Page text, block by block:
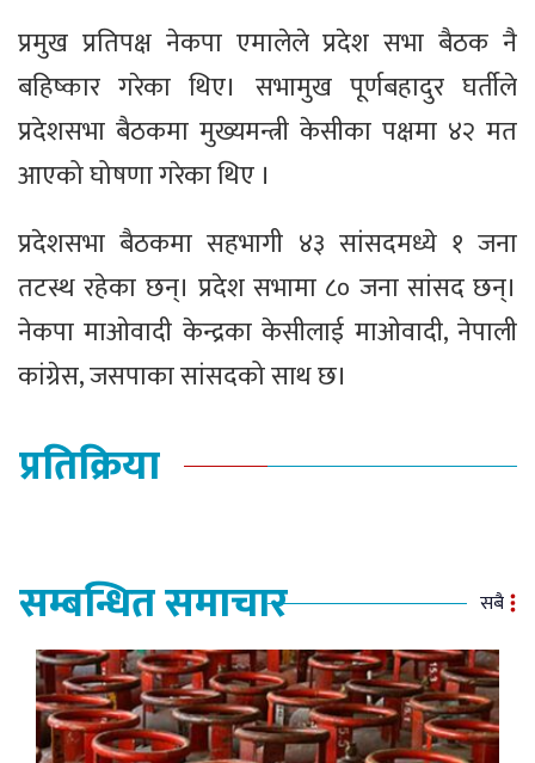
प्रमुख प्रतिपक्ष नेकपा एमालेले प्रदेश सभा बैठक नै
बहिष्कार गरेका थिए। सभामुख पूर्णबहादुर घर्तीले
प्रदेशसभा बैठकमा मुख्यमन्त्री केसीका पक्षमा ४२ मत
आएको घोषणा गरेका थिए ।
प्रदेशसभा बैठकमा सहभागी ४३ सांसदमध्ये १ जना
तटस्थ रहेका छन्। प्रदेश सभामा ८० जना सांसद छन्।
नेकपा माओवादी केन्द्रका केसीलाई माओवादी, नेपाली
कांग्रेस, जसपाका सांसदको साथ छ।
प्रतिक्रिया
सम्बन्धित समाचार सबै